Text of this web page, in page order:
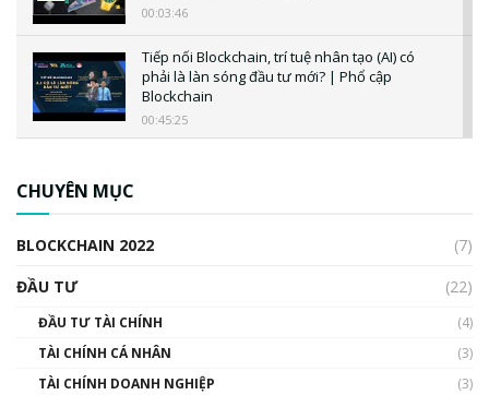
00:03:46
Tiếp nối Blockchain, trí tuệ nhân tạo (AI) có
phải là làn sóng đầu tư mới? | Phổ cập
Blockchain
00:45:25
00:02:14
Nhìn lại năm 2022: Những sự kiện ảnh hưởng
đến hệ sinh thái tiền mã hoá | Phổ cập
CHUYÊN MỤC
BLOCKCHAIN 2022
(7)
ĐẦU TƯ
(22)
ĐẦU TƯ TÀI CHÍNH
(4)
TÀI CHÍNH CÁ NHÂN
(3)
TÀI CHÍNH DOANH NGHIỆP
(3)